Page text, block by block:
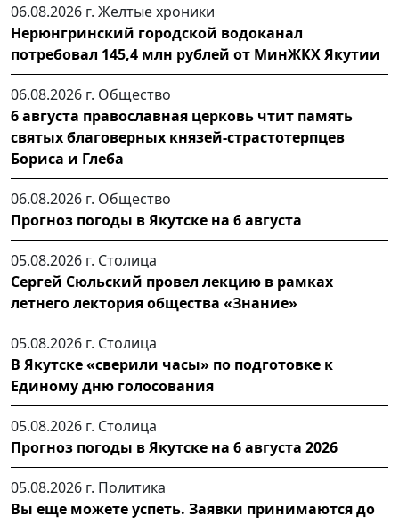
06.08.2026 г. Желтые хроники
Нерюнгринский городской водоканал
потребовал 145,4 млн рублей от МинЖКХ Якутии
06.08.2026 г. Общество
6 августа православная церковь чтит память
святых благоверных князей-страстотерпцев
Бориса и Глеба
06.08.2026 г. Общество
Прогноз погоды в Якутске на 6 августа
05.08.2026 г. Столица
Сергей Сюльский провел лекцию в рамках
летнего лектория общества «Знание»
05.08.2026 г. Столица
В Якутске «сверили часы» по подготовке к
Единому дню голосования
05.08.2026 г. Столица
Прогноз погоды в Якутске на 6 августа 2026
05.08.2026 г. Политика
Вы еще можете успеть. Заявки принимаются до